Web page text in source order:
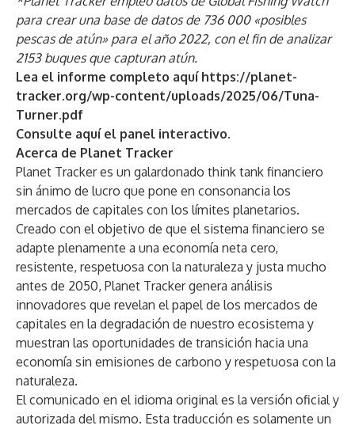
para crear una base de datos de 736 000 «posibles
pescas de atún» para el año 2022, con el fin de analizar
2153 buques que capturan atún.
Lea el informe completo aquí https://planet-
tracker.org/wp-content/uploads/2025/06/Tuna-
Turner.pdf
Consulte aquí el panel interactivo.
Acerca de Planet Tracker
Planet Tracker es un galardonado think tank financiero
sin ánimo de lucro que pone en consonancia los
mercados de capitales con los límites planetarios.
Creado con el objetivo de que el sistema financiero se
adapte plenamente a una economía neta cero,
resistente, respetuosa con la naturaleza y justa mucho
antes de 2050, Planet Tracker genera análisis
innovadores que revelan el papel de los mercados de
capitales en la degradación de nuestro ecosistema y
muestran las oportunidades de transición hacia una
economía sin emisiones de carbono y respetuosa con la
naturaleza.
El comunicado en el idioma original es la versión oficial y
autorizada del mismo. Esta traducción es solamente un